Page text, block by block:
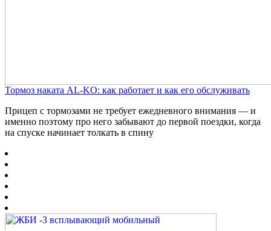
Тормоз наката AL-KO: как работает и как его обслуживать
Прицеп с тормозами не требует ежедневного внимания — и
именно поэтому про него забывают до первой поездки, когда
на спуске начинает толкать в спину